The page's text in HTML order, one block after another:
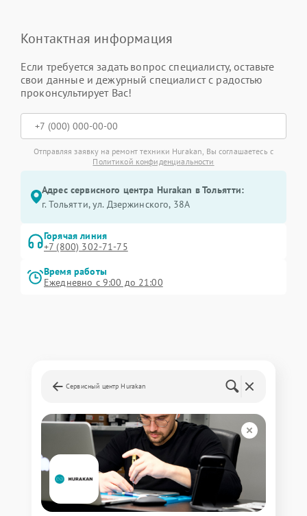
Контактная информация
Если требуется задать вопрос специалисту, оставьте
свои данные и дежурный специалист с радостью
проконсультирует Вас!
Отправляя заявку на ремонт техники Hurakan, Вы соглашаетесь с
Политикой конфиденциальности
Адрес сервисного центра Hurakan в Тольятти:
г. Тольятти, ул. Дзержинского, 38А
Горячая линия
+7 (800) 302-71-75
Время работы
Ежедневно с 9:00 до 21:00
Сервисный центр Hurakan